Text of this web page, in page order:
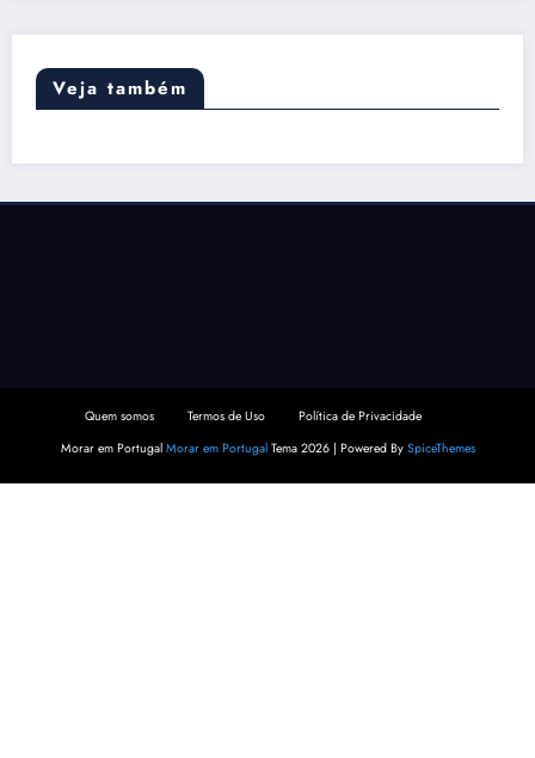
Veja também
Quem somos Termos de Uso
Política de Privacidade
Morar em Portugal Morar em PortugalTema 2026 | Powered By SpiceThemes